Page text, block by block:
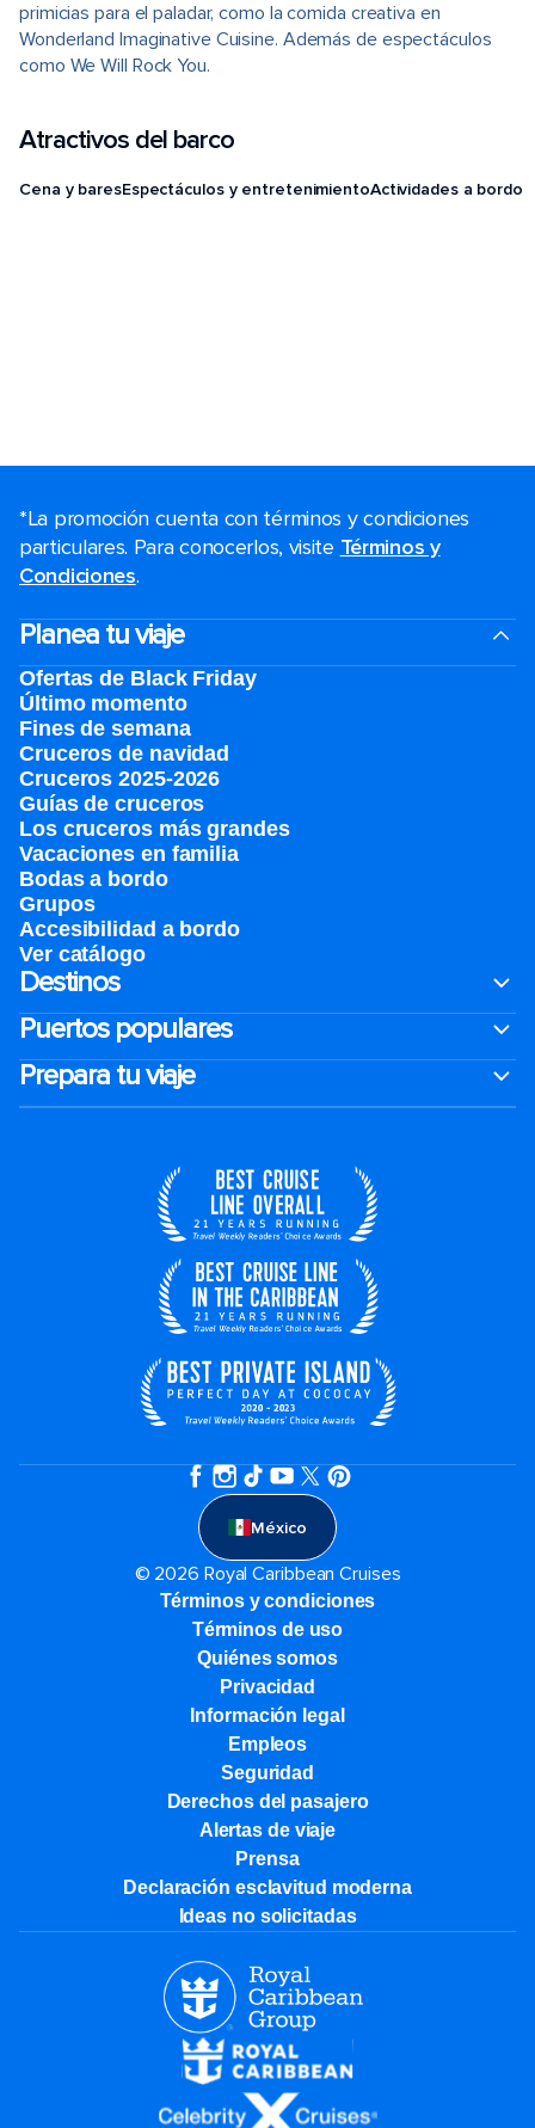
primicias para el paladar, como la comida creativa en
Wonderland Imaginative Cuisine. Además de espectáculos
como We Will Rock You.
Atractivos del barco
Cena y baresEspectáculos y entretenimientoActividades a bordo
*La promoción cuenta con términos y condiciones
particulares. Para conocerlos, visite Términos y
Condiciones.
Planea tu viaje
Ofertas de Black Friday
Último momento
Fines de semana
Cruceros de navidad
Cruceros 2025-2026
Guías de cruceros
Los cruceros más grandes
Vacaciones en familia
Bodas a bordo
Grupos
Accesibilidad a bordo
Ver catálogo
Destinos
Puertos populares
Prepara tu viaje
México
© 2026 Royal Caribbean Cruises
Términos y condiciones
Términos de uso
Quiénes somos
Privacidad
Información legal
Empleos
Seguridad
Derechos del pasajero
Alertas de viaje
Prensa
Declaración esclavitud moderna
Ideas no solicitadas